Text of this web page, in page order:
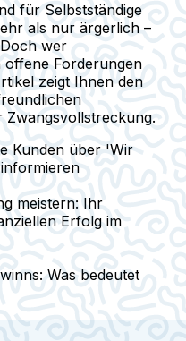
für Selbstständige
als nur ärgerlich –
wer
Forderungen
zeigt Ihnen den
Kunden über 'Wir
meistern: Ihr
Erfolg im
Was bedeutet